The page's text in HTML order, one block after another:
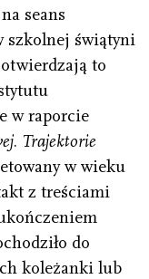
seans
szkolnej świątyni
to
w raporcie
. Trajektorie
w wieku
z treściami
do
koleżanki lub